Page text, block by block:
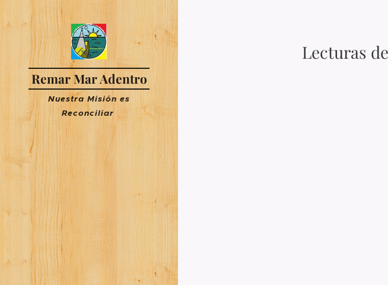
Remar Mar Adentro
Nuestra Misión es
Reconciliar
Lecturas